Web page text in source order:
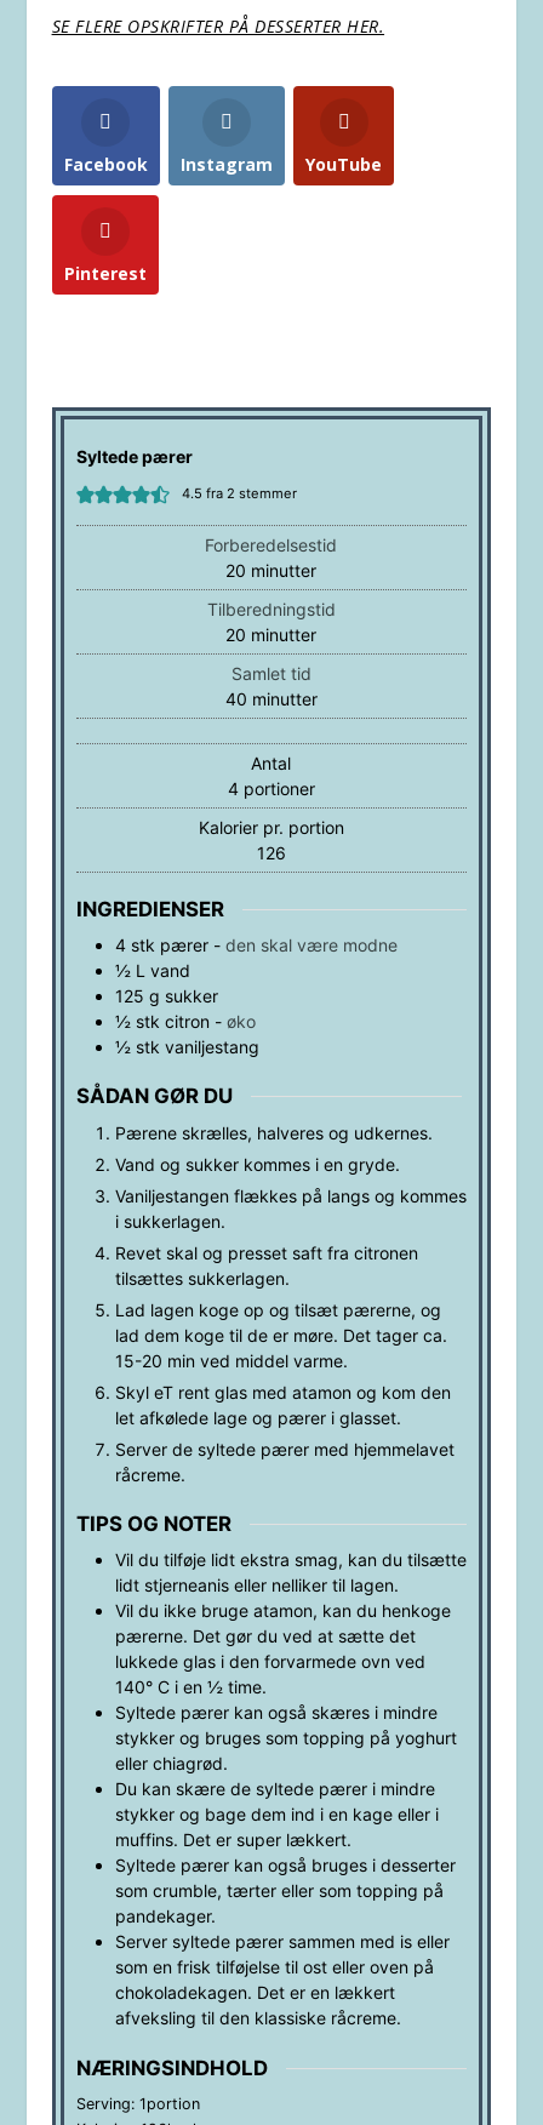
SE FLERE OPSKRIFTER PÅ DESSERTER HER.
Facebook Instagram YouTube
Pinterest
Syltede pærer
4.5 fra 2 stemmer
Forberedelsestid
20 minutter
minutter
Tilberedningstid
20 minutter
minutter
Samlet tid
40minutter
minutter
Antal
4 portioner
Kalorier pr. portion
126
INGREDIENSER
4 stk pærer- den skal være modne
½ L vand
125 g sukker
½ stk citron- øko
½ stk vaniljestang
SÅDAN GØR DU
Pærene skrælles, halveres og udkernes.
Vand og sukker kommes i en gryde.
Vaniljestangen flækkes på langs og kommes
i sukkerlagen.
Revet skal og presset saft fra citronen
tilsættes sukkerlagen.
Lad lagen koge op og tilsæt pærerne, og
lad dem koge til de er møre. Det tager ca.
15-20 min ved middel varme.
Skyl eT rent glas med atamon og kom den
let afkølede lage og pærer i glasset.
Server de syltede pærer med hjemmelavet
råcreme.
TIPS OG NOTER
Vil du tilføje lidt ekstra smag, kan du tilsætte
lidt stjerneanis eller nelliker til lagen.
Vil du ikke bruge atamon, kan du henkoge
pærerne. Det gør du ved at sætte det
lukkede glas i den forvarmede ovn ved
140° C i en ½ time.
Syltede pærer kan også skæres i mindre
stykker og bruges som topping på yoghurt
eller chiagrød.
Du kan skære de syltede pærer i mindre
stykker og bage dem ind i en kage eller i
muffins. Det er super lækkert.
Syltede pærer kan også bruges i desserter
som crumble, tærter eller som topping på
pandekager.
Server syltede pærer sammen med is eller
som en frisk tilføjelse til ost eller oven på
chokoladekagen. Det er en lækkert
afveksling til den klassiske råcreme.
NÆRINGSINDHOLD
Serving: 1portion